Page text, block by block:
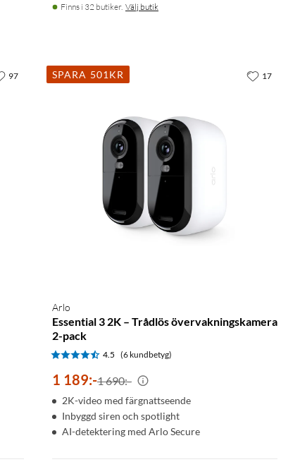
Finns i 32 butiker. Välj butik
97 SPARA 501KR
Arlo
Essential 3 2K – Trådlös övervakningskamera
2-pack
4.5 (6 kundbetyg)
1 189:-1 690:-
2K-video med färgnattseende
Inbyggd siren och spotlight
AI-detektering med Arlo Secure
17